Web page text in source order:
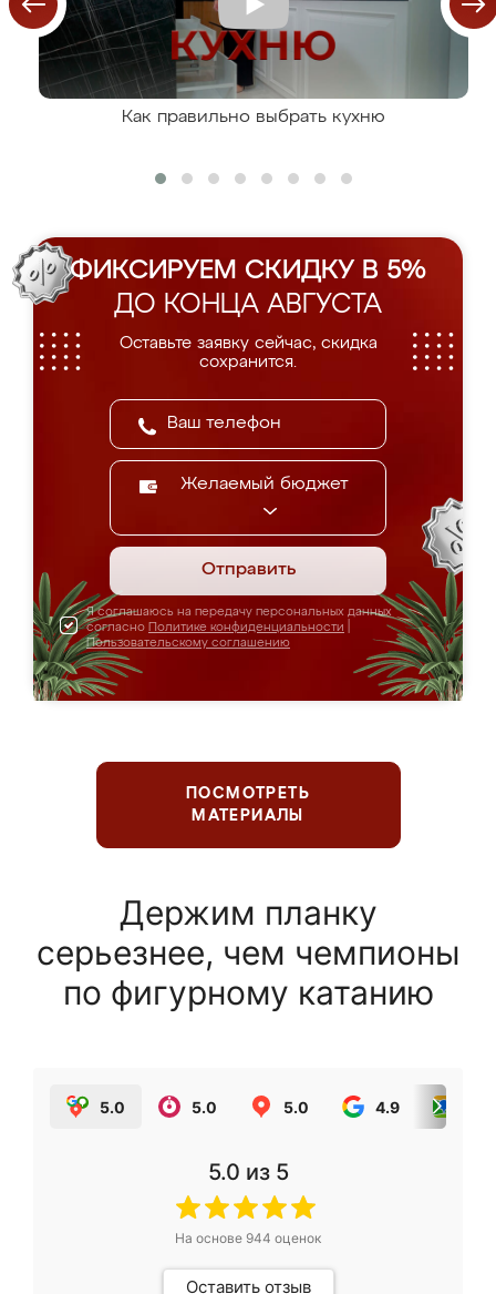
Как правильно выбрать кухню
ФИКСИРУЕМ СКИДКУ В 5%
ДО КОНЦА АВГУСТА
Оставьте заявку сейчас, скидка
сохранится.
Желаемый бюджет
Отправить
Я соглашаюсь на передачу персональных данных
согласно Политике конфиденциальности
Пользовательскому соглашению
ПОСМОТРЕТЬ
МАТЕРИАЛЫ
Держим планку
серьезнее, чем чемпионы
по фигурному катанию
5.0 5.0 5.0 4.9
5.0 из 5
На основе 944 оценок
Оставить отзыв